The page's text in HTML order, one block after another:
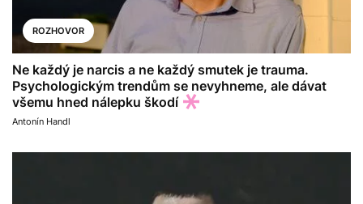
ROZHOVOR
Ne každý je narcis a ne každý smutek je trauma.
Psychologickým trendům se nevyhneme, ale dávat
všemu hned nálepku škodí
Antonín Handl